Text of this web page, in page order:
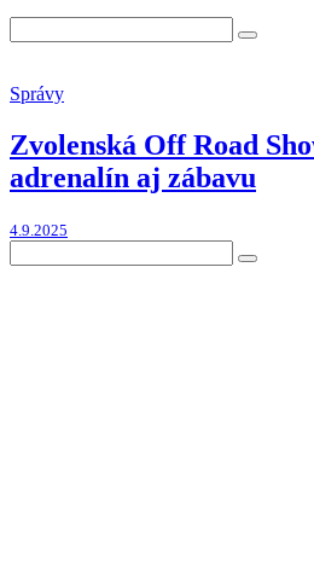
Správy
Zvolenská Off Road
adrenalín aj zábavu
4.9.2025